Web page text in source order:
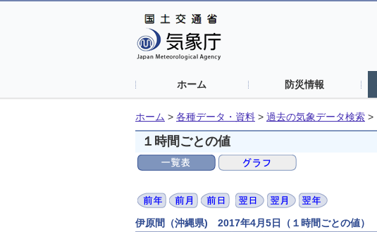
ホーム 防災情報
ホーム > 各種データ・資料 > 過去の気象データ検索 >
１時間ごとの値
伊原間（沖縄県) 2017年4月5日（１時間ごとの値）